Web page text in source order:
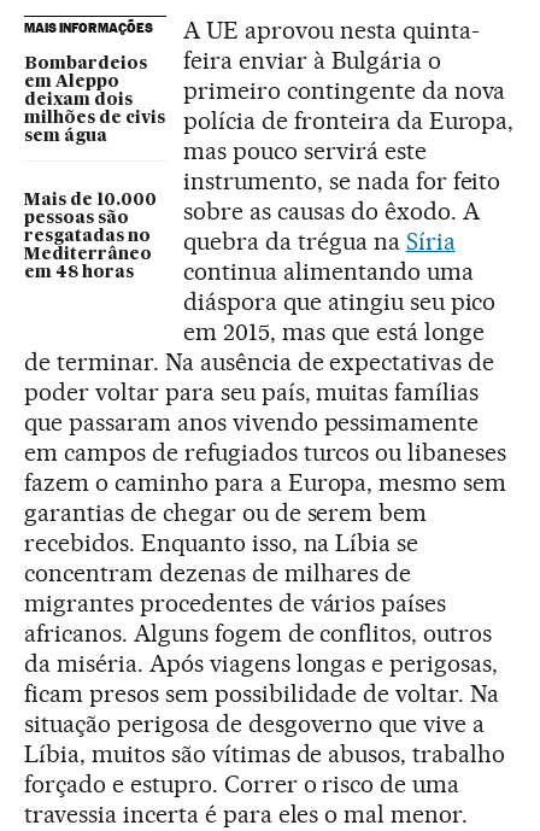
MAIS INFORMAÇÕES
Bombardeios
em Aleppo
deixam dois
milhões de civis
sem água
Mais de 10.000
pessoas são
resgatadas no
Mediterrâneo
em 48 horas
A UE aprovou nesta quinta-
feira enviar à Bulgária o
primeiro contingente da nova
polícia de fronteira da Europa,
mas pouco servirá este
instrumento, se nada for feito
sobre as causas do êxodo. A
quebra da trégua na Síria
continua alimentando uma
diáspora que atingiu seu pico
em 2015, mas que está longe
de terminar. Na ausência de expectativas de
poder voltar para seu país, muitas famílias
que passaram anos vivendo pessimamente
em campos de refugiados turcos ou libaneses
fazem o caminho para a Europa, mesmo sem
garantias de chegar ou de serem bem
recebidos. Enquanto isso, na Líbia se
concentram dezenas de milhares de
migrantes procedentes de vários países
africanos. Alguns fogem de conflitos, outros
da miséria. Após viagens longas e perigosas,
ficam presos sem possibilidade de voltar. Na
situação perigosa de desgoverno que vive a
Líbia, muitos são vítimas de abusos, trabalho
forçado e estupro. Correr o risco de uma
travessia incerta é para eles o mal menor.